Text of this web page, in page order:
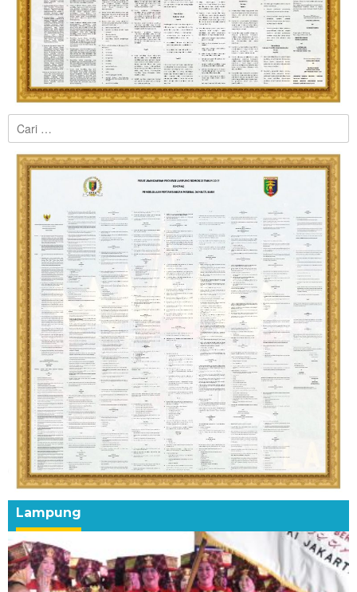
Cari
untuk:
Lampung